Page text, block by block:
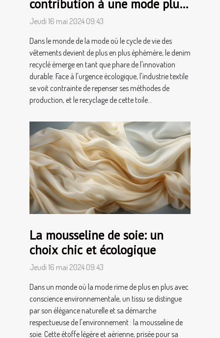
contribution à une mode plus
durable
Jeudi 16 mai 2024 09:43
Dans le monde de la mode où le cycle de vie des
vêtements devient de plus en plus éphémère, le denim
recyclé émerge en tant que phare de l'innovation
durable. Face à l'urgence écologique, l'industrie textile
se voit contrainte de repenser ses méthodes de
production, et le recyclage de cette toile...
La mousseline de soie: un
choix chic et écologique
Jeudi 16 mai 2024 09:43
Dans un monde où la mode rime de plus en plus avec
conscience environnementale, un tissu se distingue
par son élégance naturelle et sa démarche
respectueuse de l'environnement : la mousseline de
soie. Cette étoffe légère et aérienne, prisée pour sa